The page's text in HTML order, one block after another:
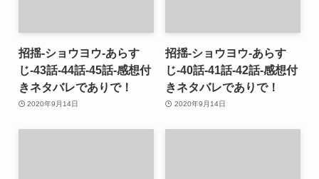
招揺-ショウヨウ-あらす
じ-43話-44話-45話-感想付
きネタバレでありで！
2020年9月14日
招揺-ショウヨウ-あらす
じ-40話-41話-42話-感想付
きネタバレでありで！
2020年9月14日